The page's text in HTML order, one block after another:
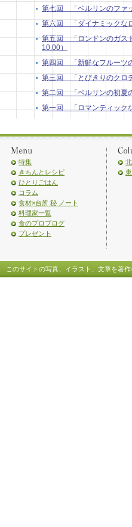
第七回 「ベルリンのファ
第六回 「ダイナミックな
第五回 「ロンドンのガス
10:00）
第四回 「新鮮なフルーツ
第三回 「とびきりのクロ
第二回 「ベルリンの初夏
第一回 「ロマンティック
特集
きちんとレシピ
ひとりごはん
コラム
食材×台所 秘 ノート
料理家一覧
食のプロブログ
プレゼント
このサイトの写真、イラスト、文章を著